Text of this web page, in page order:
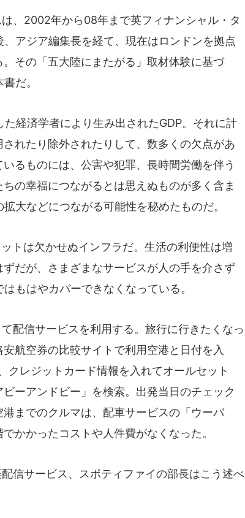
、2002年から08年まで英フィナンシャル・タ
アジア編集長を経て、現在はロンドンを拠点
その「五大陸にまたがる」取材体験に基づ
だ。
経済学者により生み出されたGDP。それに計
れたり除外されたりして、数多くの欠点があ
るものには、公害や犯罪、長時間労働を伴う
の幸福につながるとは思えぬものが多く含ま
大などにつながる可能性を秘めたものだ。
トは欠かせぬインフラだ。生活の利便性は増
だが、さまざまなサービスが人の手を介さず
もはやカバーできなくなっている。
配信サービスを利用する。旅行に行きたくなっ
航空券の比較サイトで利用空港と日付を入
クレジットカード情報を入れてオールセット
ーアンドビー」を検索。出発当日のチェック
までのクルマは、配車サービスの「ウーバ
かかったコストや人件費がなくなった。
信サービス、スポティファイの部長はこう述べ